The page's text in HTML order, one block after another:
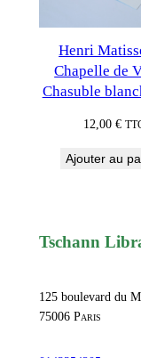
Henri
Chapelle de
Chasuble
12,00€
Ajouter au
Tschann
125 boulevard du
75006 Paris